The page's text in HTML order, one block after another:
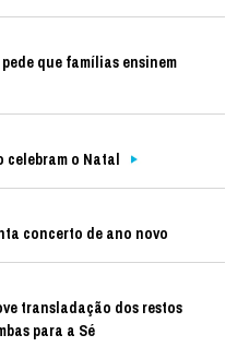
que famílias ensinem
o Natal
concerto de ano novo
transladação dos restos
para a Sé